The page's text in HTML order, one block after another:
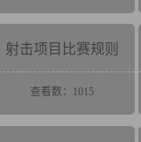
射击项目比赛规则
查看数：1015